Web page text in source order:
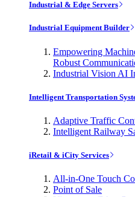
Industrial & Edge Servers
Industrial Equipment Builder
Empowering
Robust
Industrial Vision AI
Intelligent Transportation
Adaptive Traffic
Intelligent Railway
iRetail & iCity Services
All-in-One Touch
Point of Sale